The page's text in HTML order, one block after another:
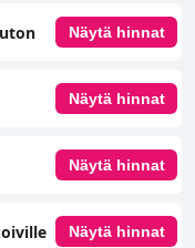
palvelunsa,
edistävät suuresti
erinomaisen
siitä suositun valinnan
Näytä hinnat
Näytä hinnat
Näytä hinnat
Näytä hinnat